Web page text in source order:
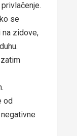
se
zidove,
od